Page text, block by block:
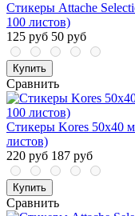
Стикеры Attache
100 листов)
125 руб 50 руб
Купить
Сравнить
Стикеры Kores 50x40
листов)
220 руб 187 руб
Купить
Сравнить